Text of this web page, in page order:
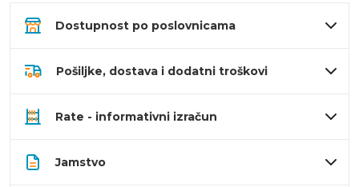
Dostupnost po poslovnicama
Pošiljke, dostava i dodatni troškovi
Rate - informativni izračun
Jamstvo